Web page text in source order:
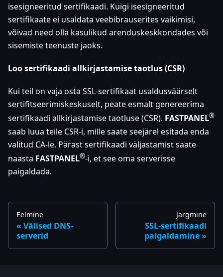
isesigneeritud sertifikaadi. Kuigi isesigneeritud
sertifikaate ei usaldata veebibrauserites vaikimisi,
võivad need olla kasulikud arenduskeskkondades või
sisemiste teenuste jaoks.
Loo sertifikaadi allkirjastamise taotlus (CSR)
Kui teil on vaja osta SSL-sertifikaat usaldusväärselt
sertifitseerimiskeskuselt, peate esmalt genereerima
sertifikaadi allkirjastamise taotluse (CSR). FASTPANEL®
saab luua teile CSR-i, mille saate seejärel esitada enda
valitud CA-le. Pärast sertifikaadi väljastamist saate
naasta FASTPANEL®-i, et see oma serverisse
paigaldada.
Eelmine
Välised DNS-
serverid
Järgmine
SSL-sertifikaadi
paigaldamine